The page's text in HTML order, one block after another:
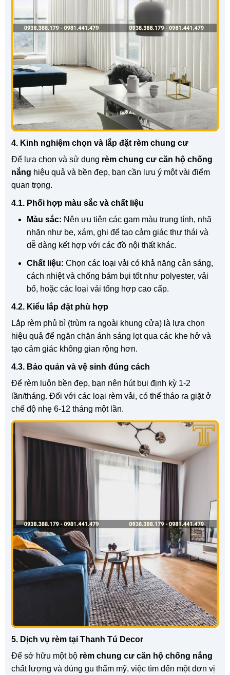
4. Kinh nghiệm chọn và lắp đặt rèm chung cư
Để lựa chọn và sử dụng rèm chung cư căn hộ chống
nắng hiệu quả và bền đẹp, bạn cần lưu ý một vài điểm
quan trọng.
4.1. Phối hợp màu sắc và chất liệu
Màu sắc: Nên ưu tiên các gam màu trung tính, nhã
nhặn như be, xám, ghi để tạo cảm giác thư thái và
dễ dàng kết hợp với các đồ nội thất khác.
Chất liệu: Chọn các loại vải có khả năng cản sáng,
cách nhiệt và chống bám bụi tốt như polyester, vải
bố, hoặc các loại vải tổng hợp cao cấp.
4.2. Kiểu lắp đặt phù hợp
Lắp rèm phủ bì (trùm ra ngoài khung cửa) là lựa chọn
hiệu quả để ngăn chặn ánh sáng lọt qua các khe hở và
tạo cảm giác không gian rộng hơn.
4.3. Bảo quản và vệ sinh đúng cách
Để rèm luôn bền đẹp, bạn nên hút bụi định kỳ 1-2
lần/tháng. Đối với các loại rèm vải, có thể tháo ra giặt ở
chế độ nhẹ 6-12 tháng một lần.
5. Dịch vụ rèm tại Thanh Tú Decor
Để sở hữu một bộ rèm chung cư căn hộ chống nắng
chất lượng và đúng gu thẩm mỹ, việc tìm đến một đơn vị